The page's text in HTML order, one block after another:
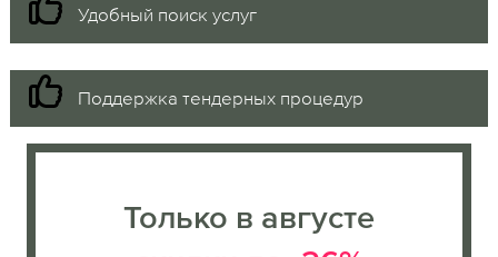
Удобный поиск услуг
Поддержка тендерных процедур
Только в августе